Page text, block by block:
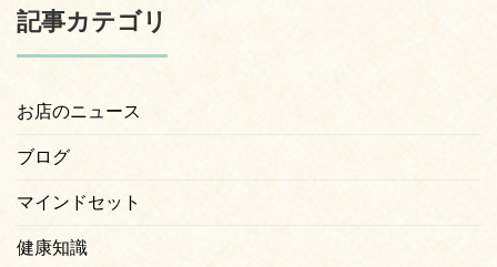
記事カテゴリ
お店のニュース
ブログ
マインドセット
健康知識